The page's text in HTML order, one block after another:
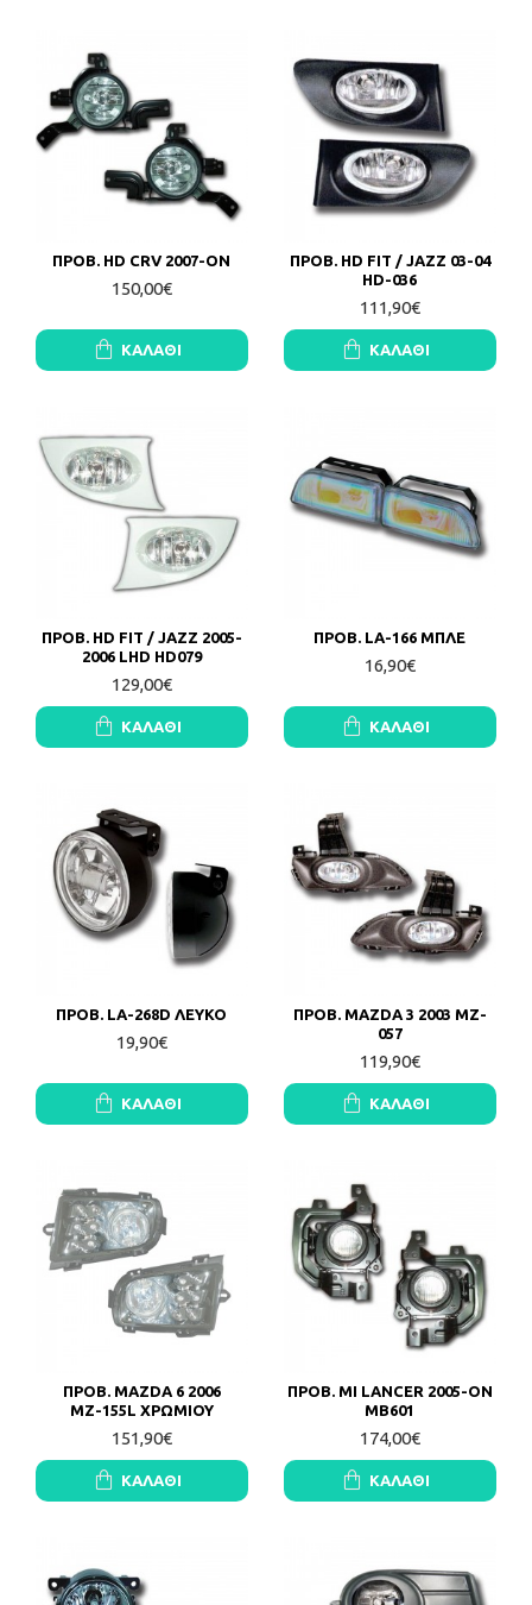
ΠΡΟΒ. HD CRV 2007-ON
150,00€
ΚΑΛΆΘΙ
ΠΡΟΒ. HD FIT / JAZZ 03-04
HD-036
111,90€
ΚΑΛΆΘΙ
ΠΡΟΒ. HD FIT / JAZZ 2005-
2006 LHD HD079
129,00€
ΚΑΛΆΘΙ
ΠΡΟΒ. LA-166 ΜΠΛΕ
16,90€
ΚΑΛΆΘΙ
ΠΡΟΒ. LA-268D ΛΕΥΚΟ
19,90€
ΚΑΛΆΘΙ
ΠΡΟΒ. MAZDA 3 2003 MZ-
057
119,90€
ΚΑΛΆΘΙ
ΠΡΟΒ. MAZDA 6 2006
ΜΖ-155L ΧΡΩΜΙΟΥ
151,90€
ΚΑΛΆΘΙ
ΠΡΟΒ. MI LANCER 2005-ON
MB601
174,00€
ΚΑΛΆΘΙ